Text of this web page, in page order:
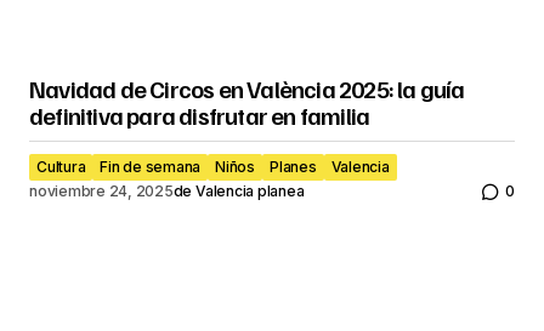
Navidad de Circos en València 2025: la guía
definitiva para disfrutar en familia
Cultura Fin de semana Niños Planes
Valencia
noviembre 24, 2025de Valencia planea 0